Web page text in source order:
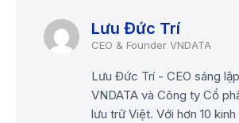
Lưu Đức Trí
Lưu Đức Trí - CEO sáng
VNDATA và Công ty Cổ
lưu trữ Việt. Với hơn 10